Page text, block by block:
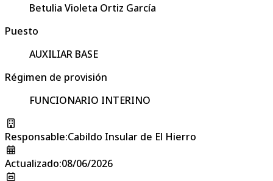
Betulia Violeta Ortiz García
Puesto
AUXILIAR BASE
Régimen de provisión
FUNCIONARIO INTERINO
Responsable:Cabildo Insular de El Hierro
Actualizado:08/06/2026